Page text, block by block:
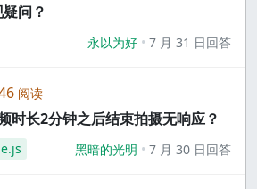
问？
永以为好 7 月 31 日回答
阅读
时长2分钟之后结束拍摄无响应？
黑暗的光明 7 月 30 日回答